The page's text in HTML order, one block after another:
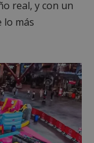
real, y con un
lo más